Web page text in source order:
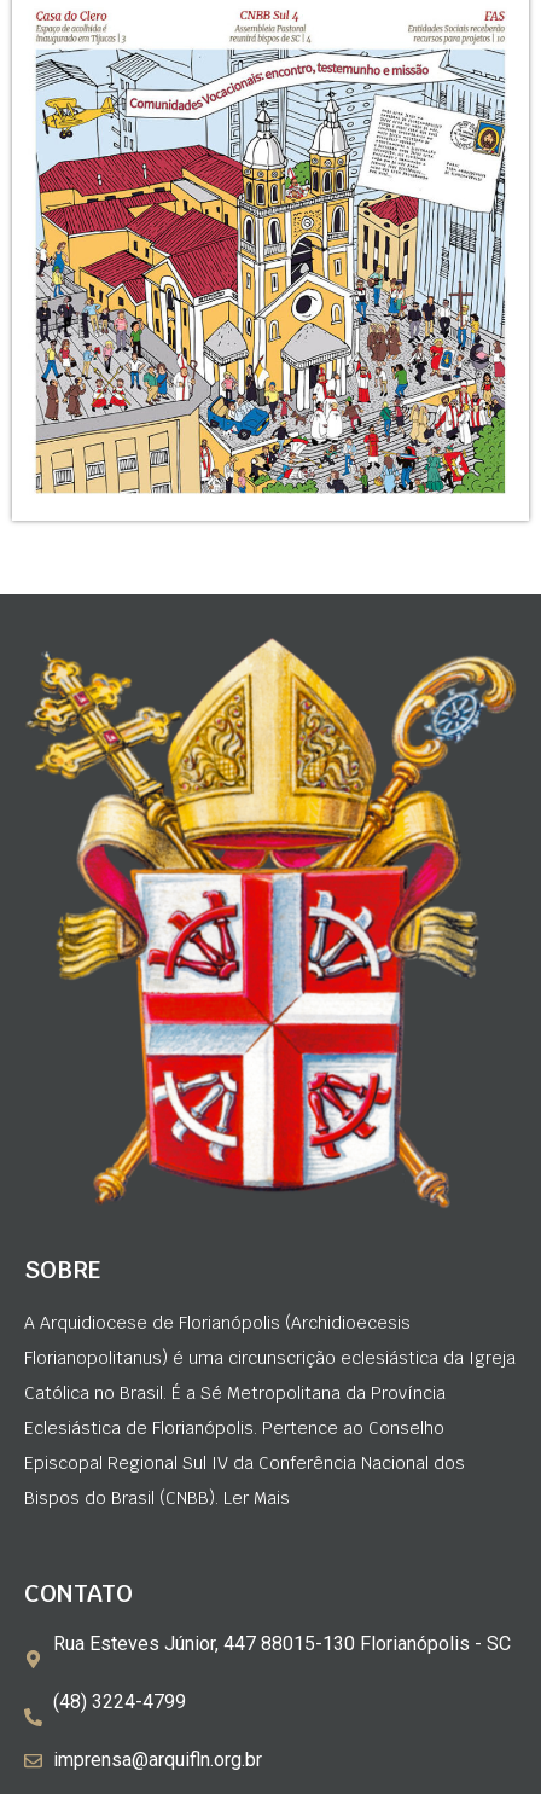
SOBRE
A Arquidiocese de Florianópolis (Archidioecesis
Florianopolitanus) é uma circunscrição eclesiástica da Igreja
Católica no Brasil. É a Sé Metropolitana da Província
Eclesiástica de Florianópolis. Pertence ao Conselho
Episcopal Regional Sul IV da Conferência Nacional dos
Bispos do Brasil (CNBB). Ler Mais
CONTATO
Rua Esteves Júnior, 447 88015-130 Florianópolis - SC
(48) 3224-4799
imprensa@arquifln.org.br